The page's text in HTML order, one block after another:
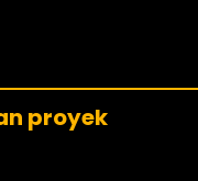
proyek